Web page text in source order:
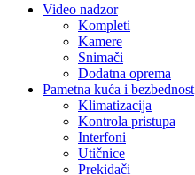
Video nadzor
Kompleti
Kamere
Snimači
Dodatna oprema
Pametna kuća i bezbednost
Klimatizacija
Kontrola pristupa
Interfoni
Utičnice
Prekidači